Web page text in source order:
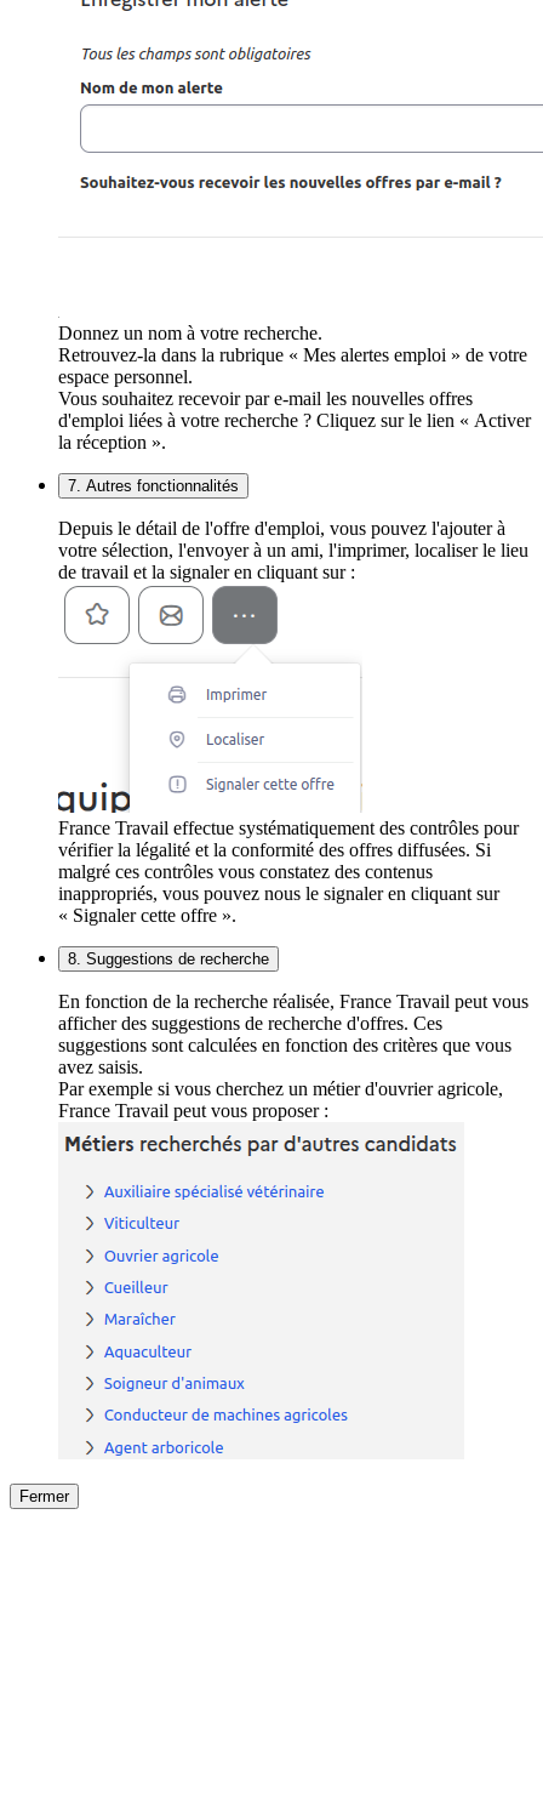
Donnez un nom à votre recherche.
Retrouvez-la dans la rubrique « Mes alertes emploi » de votre
espace personnel.
Vous souhaitez recevoir par e-mail les nouvelles offres
d'emploi liées à votre recherche ? Cliquez sur le lien « Activer
la réception ».
7. Autres fonctionnalités
Depuis le détail de l'offre d'emploi, vous pouvez l'ajouter à
votre sélection, l'envoyer à un ami, l'imprimer, localiser le lieu
de travail et la signaler en cliquant sur :
France Travail effectue systématiquement des contrôles pour
vérifier la légalité et la conformité des offres diffusées. Si
malgré ces contrôles vous constatez des contenus
inappropriés, vous pouvez nous le signaler en cliquant sur
« Signaler cette offre ».
8. Suggestions de recherche
En fonction de la recherche réalisée, France Travail peut vous
afficher des suggestions de recherche d'offres. Ces
suggestions sont calculées en fonction des critères que vous
avez saisis.
Par exemple si vous cherchez un métier d'ouvrier agricole,
France Travail peut vous proposer :
Fermer